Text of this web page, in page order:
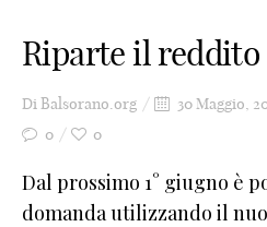
Riparte il
DiBalsorano.org 30 Maggio,
0
0
Dal prossimo 1° giugno è
domanda utilizzando il
5
6
8